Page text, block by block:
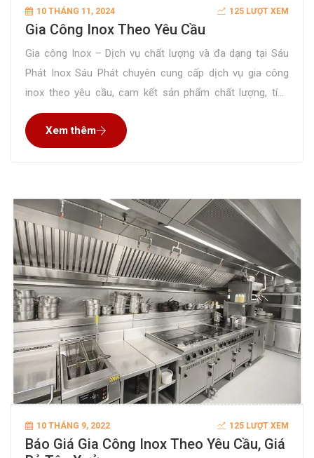
10 THÁNG 11, 2024 125 LƯỢT XEM
Gia Công Inox Theo Yêu Cầu
Gia công Inox – Dịch vụ chất lượng và đa dạng tại Sáu
Phát Inox Sáu Phát chuyên cung cấp dịch vụ gia công
inox theo yêu cầu, cam kết sản phẩm chất lượng, tính
thẩm mỹ cao với chi phí rất tiết kiệm. Xưởng của chúng
tôi đã có hơn 10 năm hoạt động, gia
Xem thêm
10 THÁNG 9, 2022 125 LƯỢT XEM
Báo Giá Gia Công Inox Theo Yêu Cầu, Giá